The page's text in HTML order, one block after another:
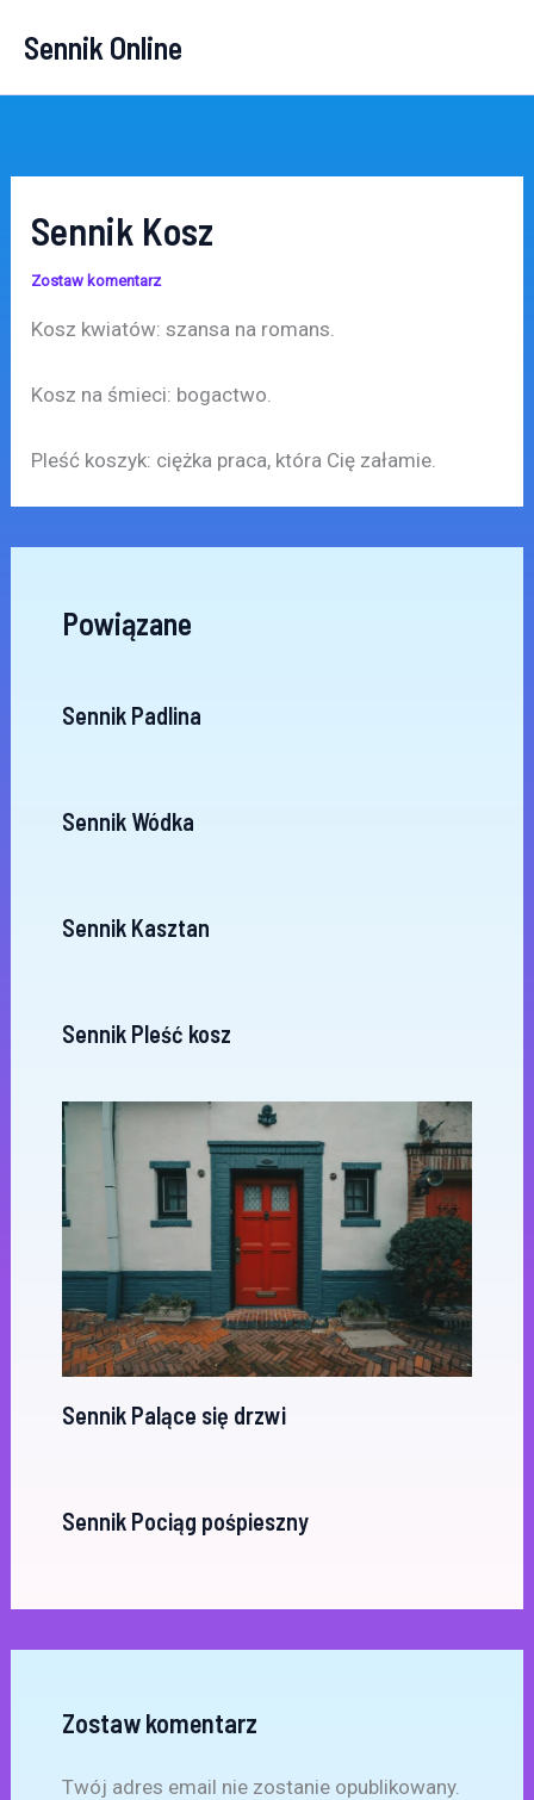
Sennik Online
Sennik Kosz
Zostaw komentarz
Kosz kwiatów: szansa na romans.
Kosz na śmieci: bogactwo.
Pleść koszyk: ciężka praca, która Cię załamie.
Powiązane
Sennik Padlina
Sennik Wódka
Sennik Kasztan
Sennik Pleść kosz
Sennik Palące się drzwi
Sennik Pociąg pośpieszny
Zostaw komentarz
Twój adres email nie zostanie opublikowany.